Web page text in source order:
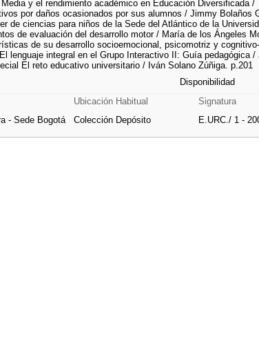
y el rendimiento académico en Educación Diversificada
por daños ocasionados por sus alumnos / Jimmy
de ciencias para niños de la Sede del Atlántico de la
de evaluación del desarrollo motor / María de los Ángeles
de su desarrollo socioemocional, psicomotriz y
lenguaje integral en el Grupo Interactivo II: Guía pedagógica
El reto educativo universitario / Iván Solano Zúñiga. p.201
Disponibilidad
Ubicación Habitual Signatura
- Sede Bogotá Colección Depósito E.URC./ 1 -